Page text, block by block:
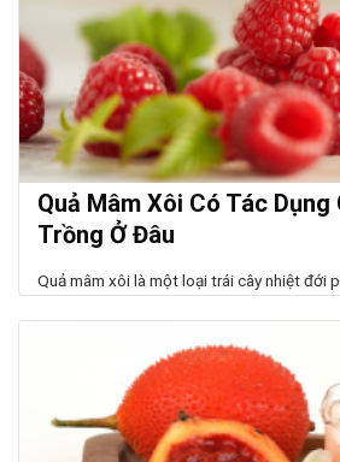
Quả Mâm Xôi Có Tác
Trồng Ở Đâu
Quả mâm xôi là một loại trái cây nhiệt đới